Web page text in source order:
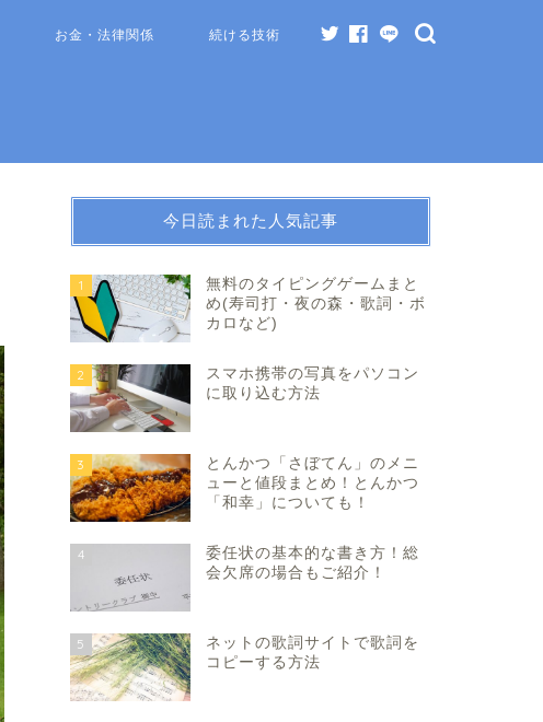
お金・法律関係 続ける技術
今日読まれた人気記事
1
無料のタイピングゲームまと
め(寿司打・夜の森・歌詞・ボ
カロなど)
2
スマホ携帯の写真をパソコン
に取り込む方法
3
とんかつ「さぼてん」のメニ
ューと値段まとめ！とんかつ
「和幸」についても！
4
委任状の基本的な書き方！総
会欠席の場合もご紹介！
5
ネットの歌詞サイトで歌詞を
コピーする方法